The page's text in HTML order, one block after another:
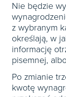
Nie będzie
z wybranym
określają, w
informację
pisemnej,
Po zmianie
kwotę